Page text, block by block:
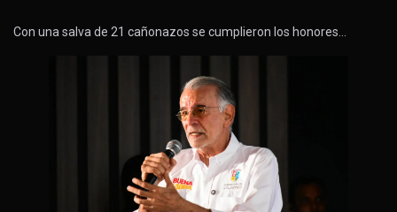
Con una salva de 21 cañonazos se cumplieron los honores…